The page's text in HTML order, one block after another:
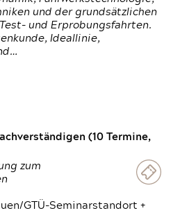
und der grundsätzlichen
und Erprobungsfahrten.
Ideallinie,
(10 Termine,
zum
GTÜ-Seminarstandort +